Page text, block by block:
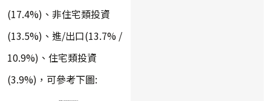
(17.4%)、非住宅類投資
(13.5%)、進/出口(13.7% /
10.9%)、住宅類投資
(3.9%)，可參考下圖: